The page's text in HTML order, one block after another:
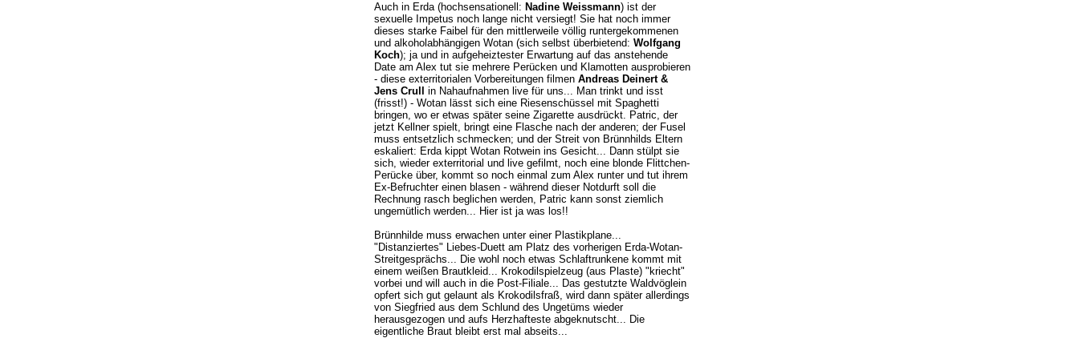
Auch in Erda (hochsensationell: Nadine Weissmann) ist der
sexuelle Impetus noch lange nicht versiegt! Sie hat noch immer
dieses starke Faibel für den mittlerweile völlig runtergekommenen
und alkoholabhängigen Wotan (sich selbst überbietend: Wolfgang
Koch); ja und in aufgeheiztester Erwartung auf das anstehende
Date am Alex tut sie mehrere Perücken und Klamotten ausprobieren
- diese exterritorialen Vorbereitungen filmen Andreas Deinert &
Jens Crull
in Nahaufnahmen live für uns... Man trinkt und isst
(frisst!) - Wotan lässt sich eine Riesenschüssel mit Spaghetti
bringen, wo er etwas später seine Zigarette ausdrückt. Patric, der
jetzt Kellner spielt, bringt eine Flasche nach der anderen; der Fusel
muss entsetzlich schmecken; und der Streit von Brünnhilds Eltern
eskaliert: Erda kippt Wotan Rotwein ins Gesicht... Dann stülpt sie
sich, wieder exterritorial und live gefilmt, noch eine blonde Flittchen-
Perücke über, kommt so noch einmal zum Alex runter und tut ihrem
Ex-Befruchter einen blasen - während dieser Notdurft soll die
Rechnung rasch beglichen werden, Patric kann sonst ziemlich
ungemütlich werden... Hier ist ja was los!!
Brünnhilde muss erwachen unter einer Plastikplane...
"Distanziertes" Liebes-Duett am Platz des vorherigen Erda-Wotan-
Streitgesprächs... Die wohl noch etwas Schlaftrunkene kommt mit
einem weißen Brautkleid... Krokodilspielzeug (aus Plaste) "kriecht"
vorbei und will auch in die Post-Filiale... Das gestutzte Waldvöglein
opfert sich gut gelaunt als Krokodilsfraß, wird dann später allerdings
von Siegfried aus dem Schlund des Ungetüms wieder
herausgezogen und aufs Herzhafteste abgeknutscht... Die
eigentliche Braut bleibt erst mal abseits...